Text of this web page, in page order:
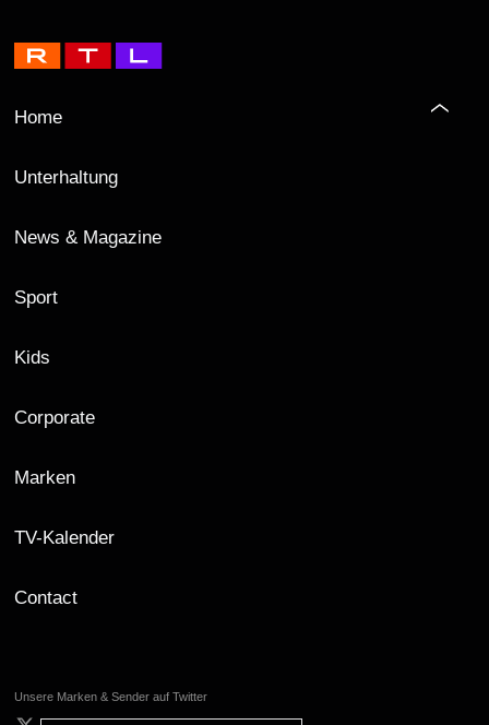
Home
Unterhaltung
News & Magazine
Sport
Kids
Corporate
Marken
TV-Kalender
Contact
Unsere Marken & Sender auf Twitter